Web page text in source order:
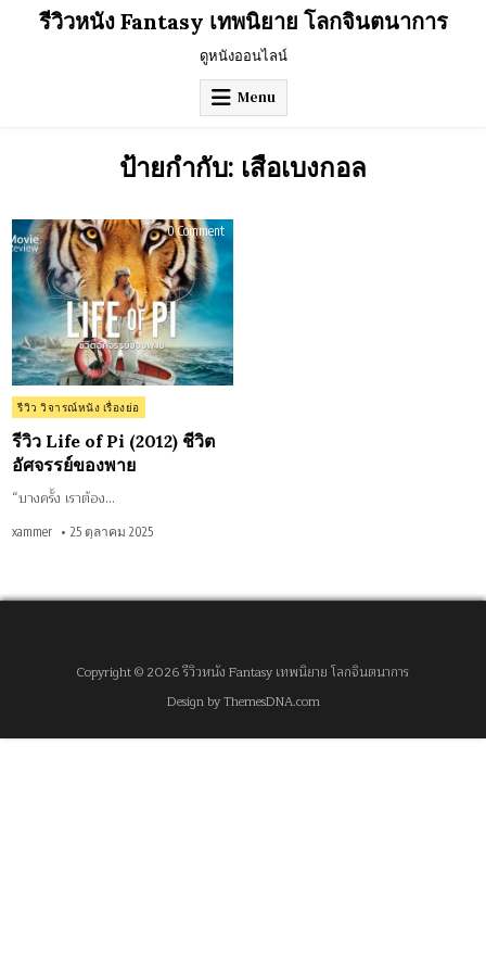
รีวิวหนัง Fantasy เทพนิยาย โลกจินตนาการ
ดูหนังออนไลน์
Menu
ป้ายกำกับ: เสือเบงกอล
0 Commenton
Life
of
(2012)
อัศจรรย์
ของ
พาย
Posted
in
รีวิว วิจารณ์หนัง เรื่องย่อ
รีวิว Life of Pi (2012) ชีวิต
อัศจรรย์ของพาย
“บางครั้ง เราต้อง…
xammer 25 ตุลาคม 2025
Copyright © 2026 รีวิวหนัง Fantasy เทพนิยาย โลกจินตนาการ
Design by ThemesDNA.com